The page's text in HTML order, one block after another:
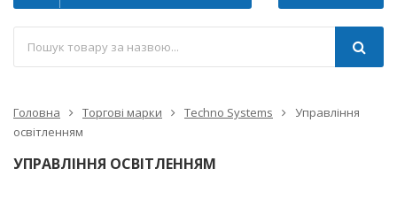
Головна Торгові марки Techno Systems
Управління
освітленням
УПРАВЛІННЯ ОСВІТЛЕННЯМ